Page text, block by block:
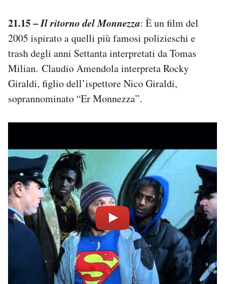
21.15 –Il ritorno del Monnezza: È un film del
2005 ispirato a quelli più famosi polizieschi e
trash degli anni Settanta interpretati da Tomas
Milian. Claudio Amendola interpreta Rocky
Giraldi, figlio dell’ispettore Nico Giraldi,
soprannominato “Er Monnezza”.